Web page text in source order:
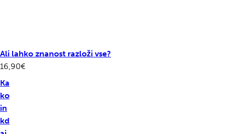
Ali lahko znanost razloži vse?
16,90€
Ka
ko
in
kd